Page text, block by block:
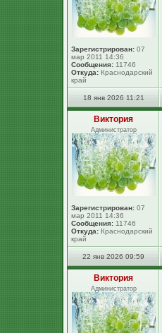
Зарегистрирован: 07
мар 2011 14:36
Сообщения: 11746
Откуда: Краснодарский
край
18 янв 2026 11:21
Виктория
Администратор
Зарегистрирован: 07
мар 2011 14:36
Сообщения: 11746
Откуда: Краснодарский
край
22 янв 2026 09:59
Виктория
Администратор